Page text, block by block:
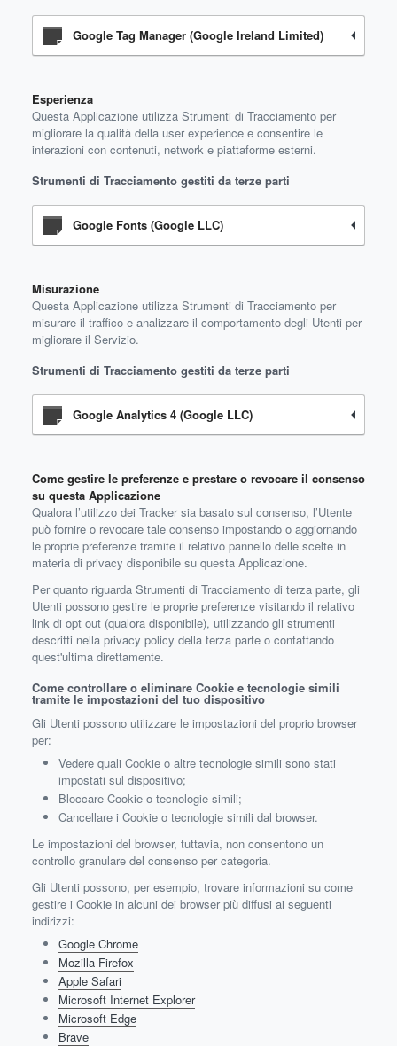
Google Tag Manager (Google Ireland Limited)
Esperienza
Questa Applicazione utilizza Strumenti di Tracciamento per
migliorare la qualità della user experience e consentire le
interazioni con contenuti, network e piattaforme esterni.
Strumenti di Tracciamento gestiti da terze parti
Google Fonts (Google LLC)
Misurazione
Questa Applicazione utilizza Strumenti di Tracciamento per
misurare il traffico e analizzare il comportamento degli Utenti per
migliorare il Servizio.
Strumenti di Tracciamento gestiti da terze parti
Google Analytics 4 (Google LLC)
Come gestire le preferenze e prestare o revocare il consenso
su questa Applicazione
Qualora l’utilizzo dei Tracker sia basato sul consenso, l’Utente
può fornire o revocare tale consenso impostando o aggiornando
le proprie preferenze tramite il relativo pannello delle scelte in
materia di privacy disponibile su questa Applicazione.
Per quanto riguarda Strumenti di Tracciamento di terza parte, gli
Utenti possono gestire le proprie preferenze visitando il relativo
link di opt out (qualora disponibile), utilizzando gli strumenti
descritti nella privacy policy della terza parte o contattando
quest'ultima direttamente.
Come controllare o eliminare Cookie e tecnologie simili
tramite le impostazioni del tuo dispositivo
Gli Utenti possono utilizzare le impostazioni del proprio browser
per:
Vedere quali Cookie o altre tecnologie simili sono stati
impostati sul dispositivo;
Bloccare Cookie o tecnologie simili;
Cancellare i Cookie o tecnologie simili dal browser.
Le impostazioni del browser, tuttavia, non consentono un
controllo granulare del consenso per categoria.
Gli Utenti possono, per esempio, trovare informazioni su come
gestire i Cookie in alcuni dei browser più diffusi ai seguenti
indirizzi:
Google Chrome
Mozilla Firefox
Apple Safari
Microsoft Internet Explorer
Microsoft Edge
Brave